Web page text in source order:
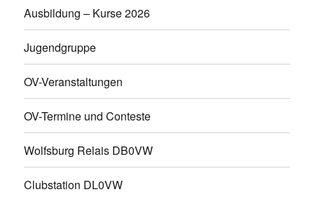
Ausbildung – Kurse 2026
Jugendgruppe
OV-Veranstaltungen
OV-Termine und Conteste
Wolfsburg Relais DB0VW
Clubstation DL0VW